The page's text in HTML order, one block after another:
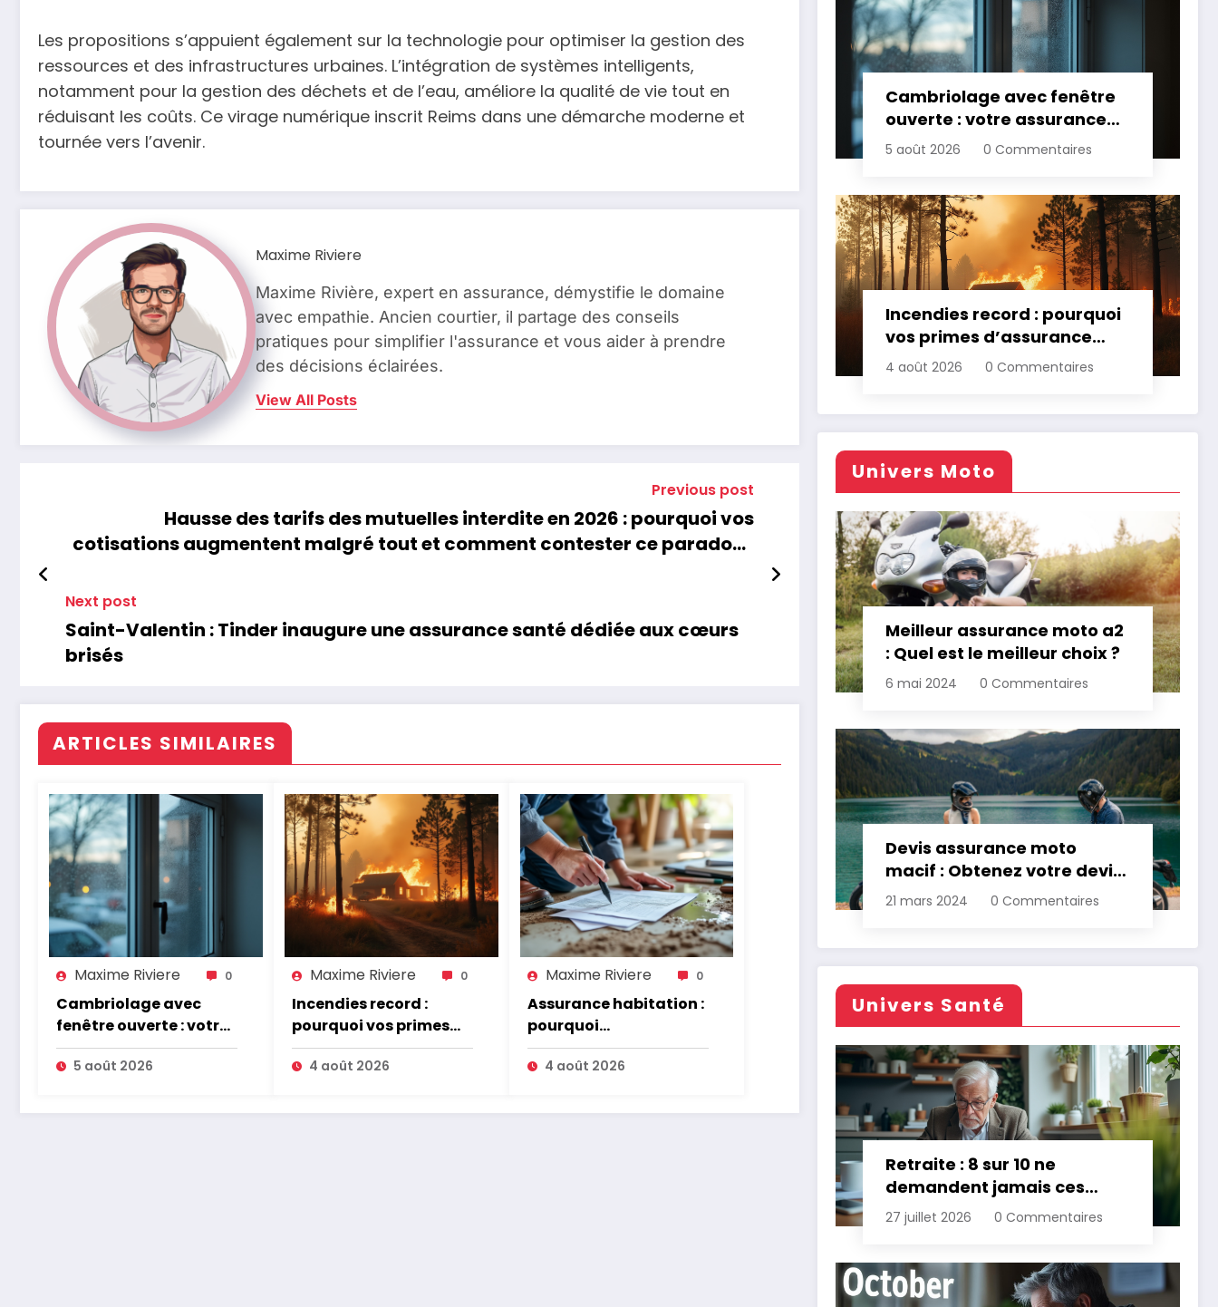
Les propositions s’appuient également sur la technologie pour optimiser la gestion des
ressources et des infrastructures urbaines. L’intégration de systèmes intelligents,
notamment pour la gestion des déchets et de l’eau, améliore la qualité de vie tout en
réduisant les coûts. Ce virage numérique inscrit Reims dans une démarche moderne et
tournée vers l’avenir.
Maxime Riviere
Maxime Rivière, expert en assurance, démystifie le domaine
avec empathie. Ancien courtier, il partage des conseils
pratiques pour simplifier l'assurance et vous aider à prendre
des décisions éclairées.
View All Posts
Previous post
Hausse des tarifs des mutuelles interdite en 2026 : pourquoi vos
cotisations augmentent malgré tout et comment contester ce paradoxe
Next post
Saint-Valentin : Tinder inaugure une assurance santé dédiée aux cœurs
brisés
ARTICLES SIMILAIRES
Maxime Riviere 0
Cambriolage avec
fenêtre ouverte : votre
assurance paie-t-elle ?
5 août 2026
Maxime Riviere 0
Incendies record :
pourquoi vos primes
d’assurance vont
augmenter
4 août 2026
Maxime Riviere 0
Assurance habitation :
pourquoi
l’indemnisation prend
parfois 7 mois
4 août 2026
Cambriolage avec fenêtre
ouverte : votre assurance
paie-t-elle ?
5 août 2026 0 Commentaires
Incendies record : pourquoi
vos primes d’assurance
vont augmenter
4 août 2026 0 Commentaires
Univers Moto
Meilleur assurance moto a2
: Quel est le meilleur choix ?
6 mai 2024 0 Commentaires
Devis assurance moto
macif : Obtenez votre devis
personnalisé
21 mars 2024 0 Commentaires
Univers Santé
Retraite : 8 sur 10 ne
demandent jamais ces
aides gratuites
27 juillet 2026 0 Commentaires